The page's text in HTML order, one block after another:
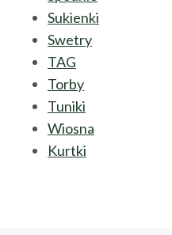
Sukienki
Swetry
TAG
Torby
Tuniki
Wiosna
Kurtki